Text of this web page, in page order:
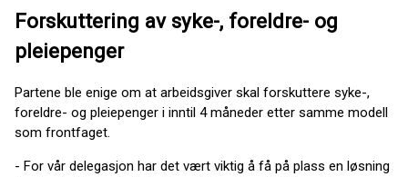
Forskuttering av syke-, foreldre- og
pleiepenger
Partene ble enige om at arbeidsgiver skal forskuttere syke-,
foreldre- og pleiepenger i inntil 4 måneder etter samme modell
som frontfaget.
- For vår delegasjon har det vært viktig å få på plass en løsning